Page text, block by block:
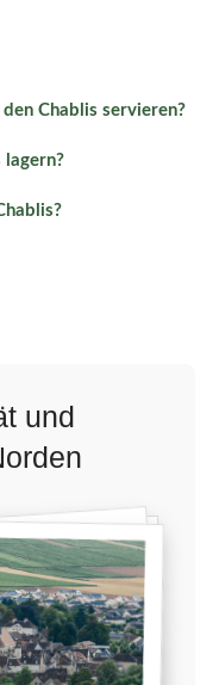
Chablis servieren?
lagern?
und